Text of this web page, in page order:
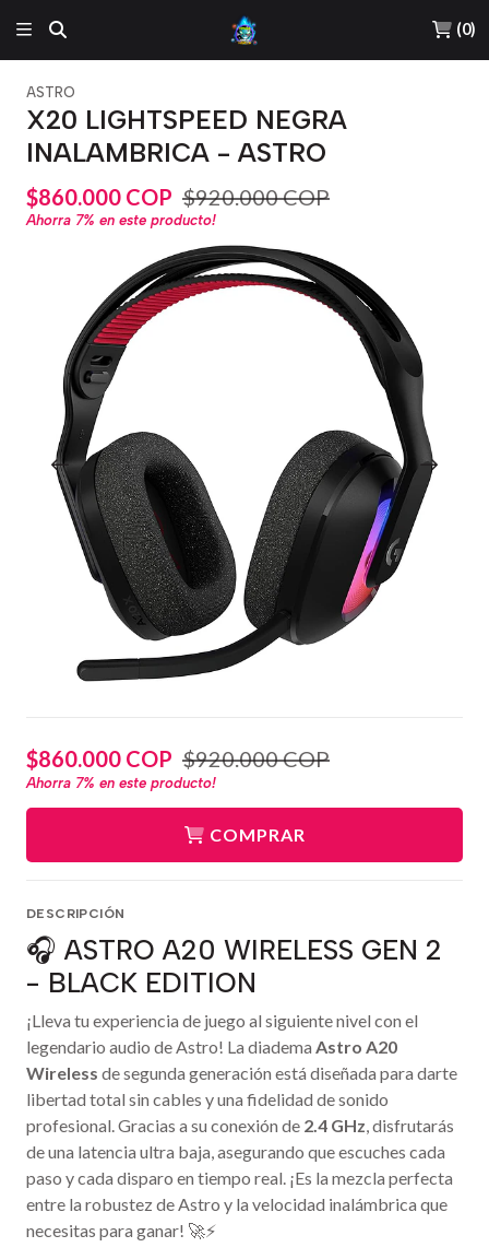
(0)
ASTRO
X20 LIGHTSPEED NEGRA
INALAMBRICA - ASTRO
$860.000 COP $920.000 COP
Ahorra 7% en este producto!
$860.000 COP $920.000 COP
Ahorra 7% en este producto!
COMPRAR
DESCRIPCIÓN
🎧 ASTRO A20 WIRELESS GEN 2
- BLACK EDITION
¡Lleva tu experiencia de juego al siguiente nivel con el
legendario audio de Astro! La diadema Astro A20
Wireless de segunda generación está diseñada para darte
libertad total sin cables y una fidelidad de sonido
profesional. Gracias a su conexión de 2.4 GHz, disfrutarás
de una latencia ultra baja, asegurando que escuches cada
paso y cada disparo en tiempo real. ¡Es la mezcla perfecta
entre la robustez de Astro y la velocidad inalámbrica que
necesitas para ganar! 🚀⚡